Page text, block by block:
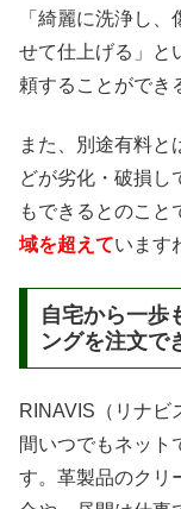
「綺麗に洗浄し
せて仕上げる」と
頼することができ
また、別途有料と
どが劣化・破損し
もできるとのこと
域を超えています
自宅から一歩
ングを注文で
RINAVIS（リナビ
間いつでもネット
す。革製品のクリ